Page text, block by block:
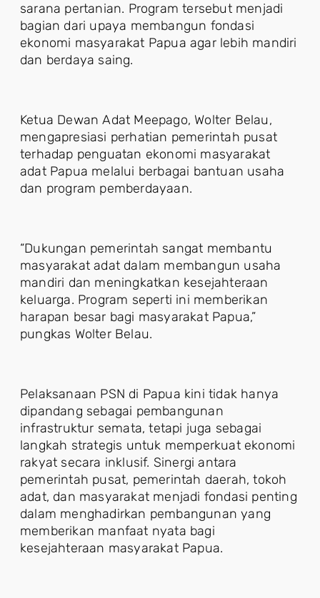
sarana pertanian. Program tersebut menjadi
bagian dari upaya membangun fondasi
ekonomi masyarakat Papua agar lebih mandiri
dan berdaya saing.
Ketua Dewan Adat Meepago, Wolter Belau,
mengapresiasi perhatian pemerintah pusat
terhadap penguatan ekonomi masyarakat
adat Papua melalui berbagai bantuan usaha
dan program pemberdayaan.
“Dukungan pemerintah sangat membantu
masyarakat adat dalam membangun usaha
mandiri dan meningkatkan kesejahteraan
keluarga. Program seperti ini memberikan
harapan besar bagi masyarakat Papua,”
pungkas Wolter Belau.
Pelaksanaan PSN di Papua kini tidak hanya
dipandang sebagai pembangunan
infrastruktur semata, tetapi juga sebagai
langkah strategis untuk memperkuat ekonomi
rakyat secara inklusif. Sinergi antara
pemerintah pusat, pemerintah daerah, tokoh
adat, dan masyarakat menjadi fondasi penting
dalam menghadirkan pembangunan yang
memberikan manfaat nyata bagi
kesejahteraan masyarakat Papua.